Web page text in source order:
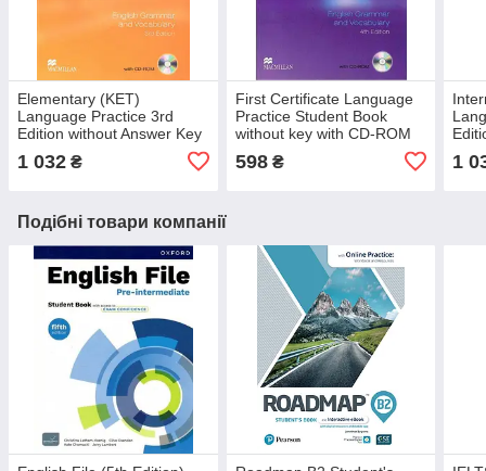
Elementary (KET)
Language Practice 3rd
Edition without Answer Key
1 032 ₴
First Certificate Language
Practice Student Book
without key with CD-ROM
598₴ 1
Подібні товари компанії